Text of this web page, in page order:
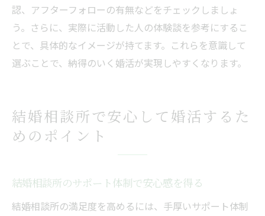
認、アフターフォローの有無などをチェックしましょ
う。さらに、実際に活動した人の体験談を参考にするこ
とで、具体的なイメージが持てます。これらを意識して
選ぶことで、納得のいく婚活が実現しやすくなります。
結婚相談所で安心して婚活するた
めのポイント
結婚相談所のサポート体制で安心感を得る
結婚相談所の満足度を高めるには、手厚いサポート体制